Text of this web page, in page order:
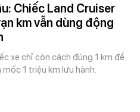
Chiếc Land Cruiser
km vẫn dùng động
xe chỉ còn cách đúng 1 km để
mốc 1 triệu km lưu hành.